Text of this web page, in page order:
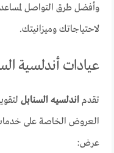
وأفضل طرق التواصل
لاحتياجاتك وميزانيتك.
عيادات أندلسية
تقدماندلسيه السنابل
العروض الخاصة على
عرض: